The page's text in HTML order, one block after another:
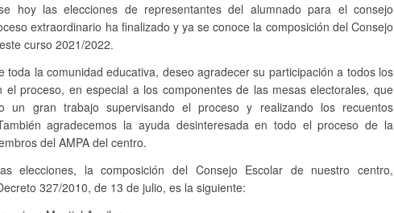
hoy las elecciones de representantes del alumnado para el consejo
extraordinario ha finalizado y ya se conoce la composición del Consejo
curso 2021/2022.
toda la comunidad educativa, deseo agradecer su participación a todos los
el proceso, en especial a los componentes de las mesas electorales, que
un gran trabajo supervisando el proceso y realizando los recuentos
agradecemos la ayuda desinteresada en todo el proceso de la
del AMPA del centro.
elecciones, la composición del Consejo Escolar de nuestro centro,
327/2010, de 13 de julio, es la siguiente: